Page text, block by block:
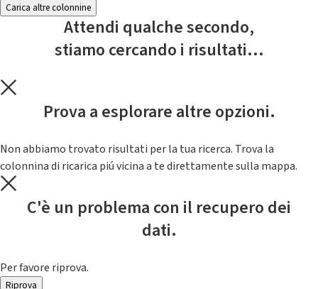
Carica altre colonnine
Attendi qualche secondo,
stiamo cercando i risultati...
Prova a esplorare altre opzioni.
Non abbiamo trovato risultati per la tua ricerca. Trova la
colonnina di ricarica piú vicina a te direttamente sulla mappa.
C'è un problema con il recupero dei
dati.
Per favore riprova.
Riprova